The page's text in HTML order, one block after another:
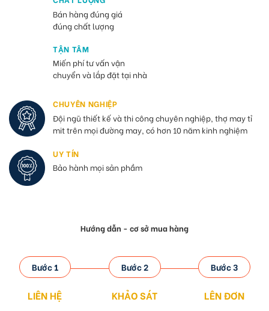
Bán hàng đúng giá
đúng chất lượng
TẬN TÂM
Miến phí tư vấn vận
chuyển và lắp đặt tại nhà
CHUYÊN NGHIỆP
Đội ngũ thiết kế và thi công chuyên nghiệp, thợ may tỉ
mit trên mọi đường may, có hơn 10 năm kinh nghiệm
UY TÍN
Bảo hành mọi sản phầm
Hướng dẫn - cơ sở mua hàng
Bước 1
LIÊN HỆ
Bước 2
KHẢO SÁT
Bước 3
LÊN ĐƠN